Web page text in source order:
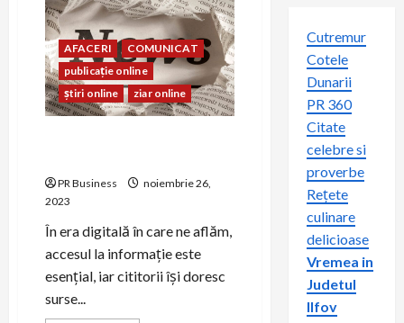
AFACERI
COMUNICAT
publicație online
știri online
ziar online
PR Business
noiembrie 26,
2023
În era digitală în care ne aflăm,
accesul la informație este
esențial, iar cititorii își doresc
surse...
Cutremur
Cotele
Dunarii
PR 360
Citate
celebre si
proverbe
Rețete
culinare
delicioase
Vremea in
Judetul
Ilfov